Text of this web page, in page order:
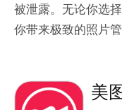
被泄露。无论你选
你带来极致的照片